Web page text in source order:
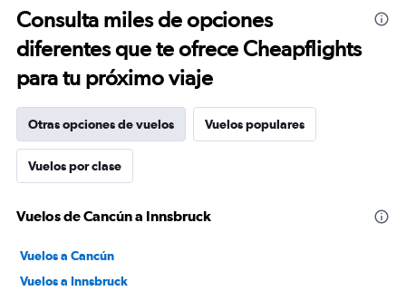
Consulta miles de opciones
diferentes que te ofrece Cheapflights
para tu próximo viaje
Otras opciones de vuelos Vuelos populares
Vuelos por clase
Vuelos de Cancún a Innsbruck
Vuelos a Cancún
Vuelos a Innsbruck